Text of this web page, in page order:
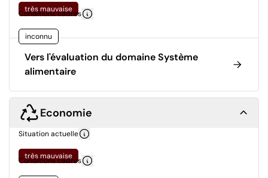
très mauvaise
Conditions cadres
inconnu
Vers l'évaluation du domaine Système
alimentaire
Economie
Situation actuelle
très mauvaise
Conditions cadres